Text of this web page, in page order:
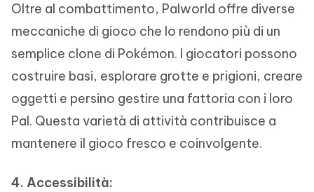
Oltre al combattimento, Palworld offre diverse
meccaniche di gioco che lo rendono più di un
semplice clone di Pokémon. I giocatori possono
costruire basi, esplorare grotte e prigioni, creare
oggetti e persino gestire una fattoria con i loro
Pal. Questa varietà di attività contribuisce a
mantenere il gioco fresco e coinvolgente.
4. Accessibilità: